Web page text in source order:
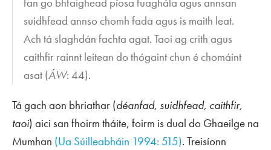
suidhfead annso chomh fada agus is maith leat.
Ach tá slaghdán fachta agat. Taoi ag crith agus
caithfir rainnt leitean do thógaint chun é chomáint
asat (ÁW: 44).
Tá gach aon bhriathar (déanfad, suidhfead, caithfir,
taoi) aici san fhoirm tháite, foirm is dual do Ghaeilge na
Mumhan (Ua Súilleabháin 1994: 515). Treisíonn